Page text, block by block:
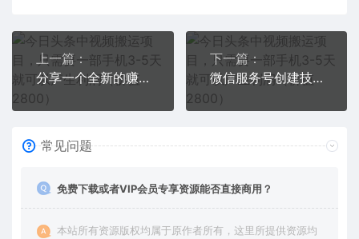
上一篇：
分享一个全新的赚钱方式：每幅图片赚$15美元10张图片=150美元
下一篇：
微信服务号创建技术教学，变现与粉丝一举两得（实操教程）
常见问题
免费下载或者VIP会员专享资源能否直接商用？
本站所有资源版权均属于原作者所有，这里所提供资源均